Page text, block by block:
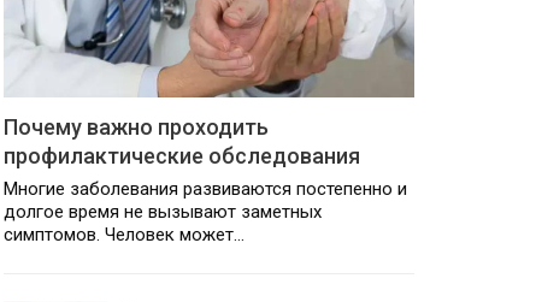
Почему важно проходить
профилактические обследования
Многие заболевания развиваются постепенно и
долгое время не вызывают заметных
симптомов. Человек может…